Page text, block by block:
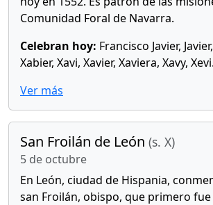
Comunidad Foral de Navarra.
Celebran hoy: Francisco Javier,
Xabier, Xavi, Xavier, Xaviera, Xavy, Xevi.
Ver más
San Froilán de León (s. X)
5 de octubre
En León, ciudad de Hispania,
san Froilán, obispo, que primero